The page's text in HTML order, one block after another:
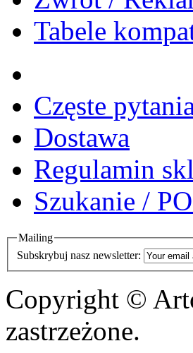
Tabele
Częste
Dostawa
Regulamin
Szukanie /
Mailing
Subskrybuj nasz newsletter:
Copyright ©
zastrzeżone.